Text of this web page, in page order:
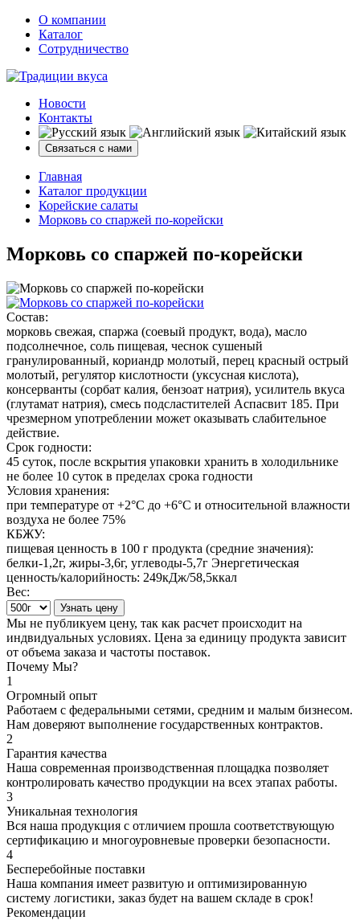
О компании
Каталог
Сотрудничество
Новости
Контакты
Связаться с нами
Главная
Каталог продукции
Корейские салаты
Морковь со спаржей по-корейски
Морковь со спаржей по-корейски
Состав:
морковь свежая, спаржа (соевый продукт, вода), масло
подсолнечное, соль пищевая, чеснок сушеный
гранулированный, кориандр молотый, перец красный острый
молотый, регулятор кислотности (уксусная кислота),
консерванты (сорбат калия, бензоат натрия), усилитель вкуса
(глутамат натрия), смесь подсластителей Аспасвит 185. При
чрезмерном употреблении может оказывать слабительное
действие.
Срок годности:
45 суток, после вскрытия упаковки хранить в холодильнике
не более 10 суток в пределах срока годности
Условия хранения:
при температуре от +2°С до +6°С и относительной влажности
воздуха не более 75%
КБЖУ:
пищевая ценность в 100 г продукта (средние значения):
белки-1,2г, жиры-3,6г, углеводы-5,7г Энергетическая
ценность/калорийность: 249кДж/58,5ккал
Вес:
Узнать цену
Мы не публикуем цену, так как расчет происходит на
индвидуальных условиях. Цена за единицу продукта зависит
от объема заказа и частоты поставок.
Почему Мы?
1
Огромный опыт
Работаем с федеральными сетями, средним и малым бизнесом.
Нам доверяют выполнение государственных контрактов.
2
Гарантия качества
Наша современная производственная площадка позволяет
контролировать качество продукции на всех этапах работы.
3
Уникальная технология
Вся наша продукция с отличием прошла соответствующую
сертификацию и многоуровневые проверки безопасности.
4
Бесперебойные поставки
Наша компания имеет развитую и оптимизированную
систему логистики, заказ будет на вашем складе в срок!
Рекомендации